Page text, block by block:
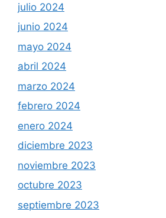
julio 2024
junio 2024
mayo 2024
abril 2024
marzo 2024
febrero 2024
enero 2024
diciembre 2023
noviembre 2023
octubre 2023
septiembre 2023